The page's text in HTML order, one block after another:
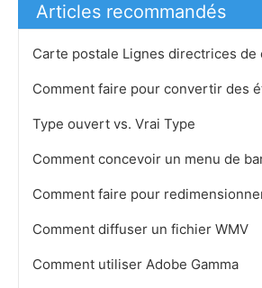
Articles recommandés
Carte postale Lignes directrices de
Type ouvert vs. Vrai Type
Comment concevoir un menu de
Comment diffuser un fichier WMV
Comment utiliser Adobe Gamma